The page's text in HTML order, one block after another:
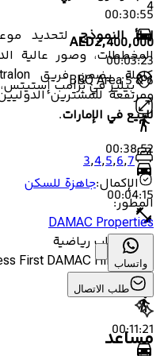
املأ النموذجلتحديد
المخططات، وصور عالية
ومرتفعة للمشترين
للبيع في الإمارات.
00:30:55
00:03:23
BBQ Area 5 & 6
00:38:52
00:04:15
صالة ألعاب رياضية
First DAMAC Hills Dubai
00:11:21
4
AED2,400,000
بيلير في ترامب
3,4,5,6,7
الإكمال:جاهزة للسكن
المطور:
DAMAC Properties
واتساب
طلب الاتصال
مساعد